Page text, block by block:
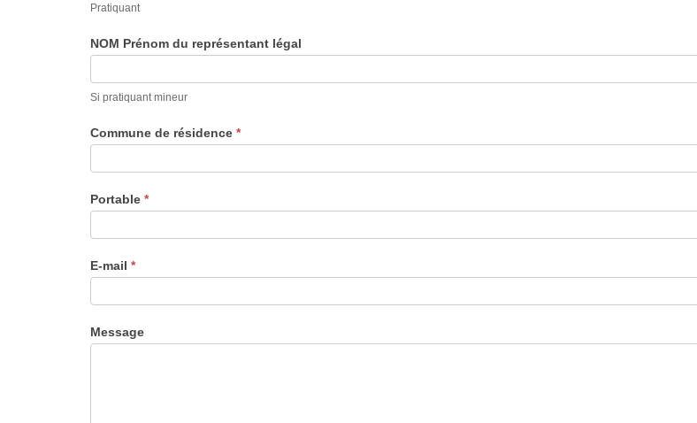
Pratiquant
NOM Prénom du représentant légal
Si pratiquant mineur
Commune de résidence *
Portable *
E-mail *
Message